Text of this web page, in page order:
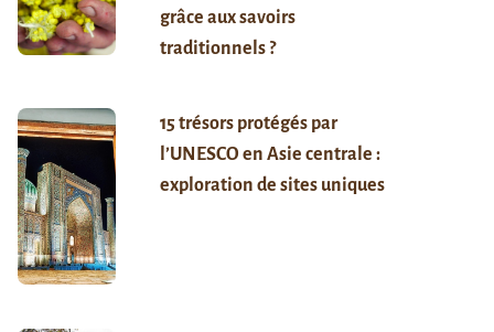
grâce aux savoirs
traditionnels ?
15 trésors protégés par
l’UNESCO en Asie centrale :
exploration de sites uniques